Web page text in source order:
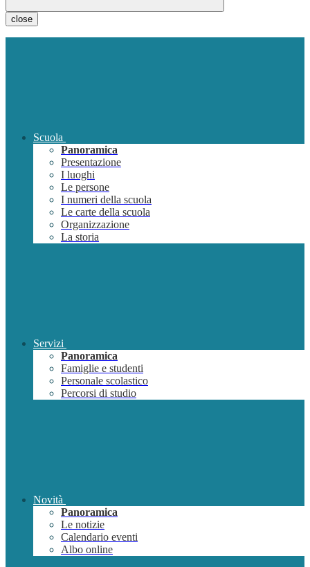
close
Scuola
Panoramica
Presentazione
I luoghi
Le persone
I numeri della scuola
Le carte della scuola
Organizzazione
La storia
Servizi
Panoramica
Famiglie e studenti
Personale scolastico
Percorsi di studio
Novità
Panoramica
Le notizie
Calendario eventi
Albo online